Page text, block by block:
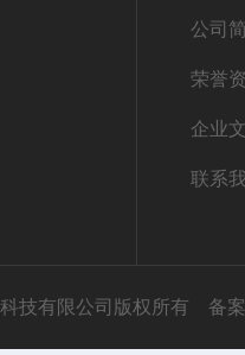
公司
荣誉
企业
联系
技有限公司版权所有 备